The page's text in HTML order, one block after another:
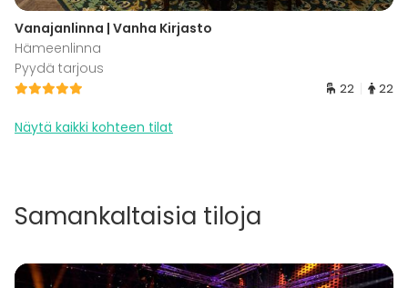
Vanajanlinna | Vanha Kirjasto
Hämeenlinna
Pyydä tarjous
22 22
Näytä kaikki kohteen tilat
Samankaltaisia tiloja